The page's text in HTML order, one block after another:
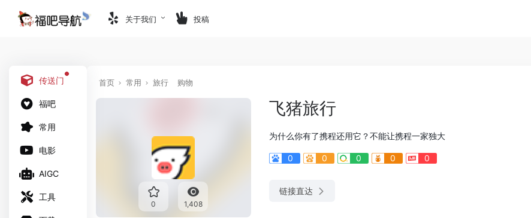
关于我们 投稿
传送门
福吧
常用
电影
AIGC
工具
首页 常用 旅行 购物
0 1,408
飞猪旅行
为什么你有了携程还用它？不能让携程一家独大
0 0 0 0 0
链接直达